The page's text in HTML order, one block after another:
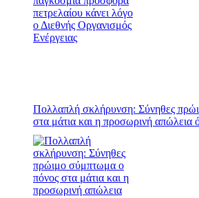
Πολλαπλή σκλήρυνση: Σύνηθες
στα μάτια και η προσωρινή απώλεια